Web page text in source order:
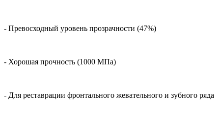
- Превосходный уровень прозрачности (47%)
- Хорошая прочность (1000 МПа)
- Для реставрации фронтального жевательного и зубного ряда